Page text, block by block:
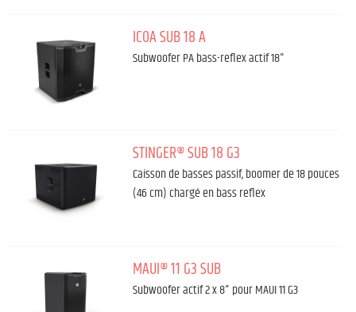
ICOA SUB 18 A
Subwoofer PA bass-reflex actif 18"
STINGER® SUB 18 G3
Caisson de basses passif, boomer de 18 pouces
(46 cm) chargé en bass reflex
MAUI® 11 G3 SUB
Subwoofer actif 2 x 8" pour MAUI 11 G3